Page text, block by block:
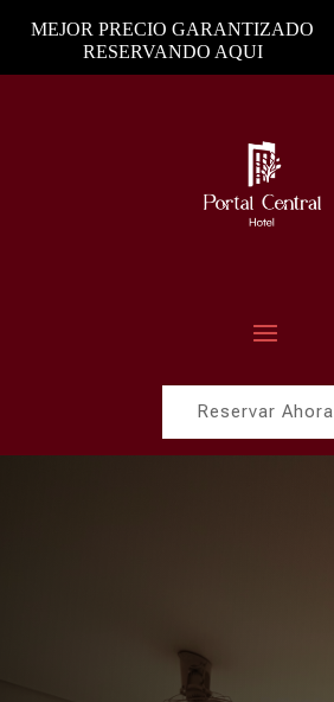
Reservar Ahora
MEJOR PRECIO GARANTIZADO
RESERVANDO AQUI